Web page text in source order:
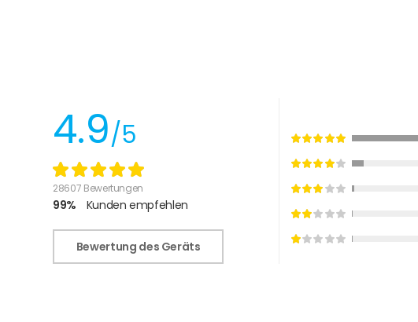
4.9/5
28607 Bewertungen
99% Kunden empfehlen
Bewertung des Geräts